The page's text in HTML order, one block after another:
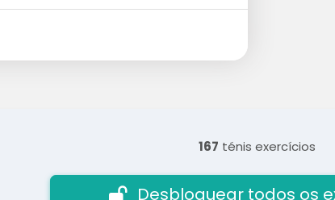
167 ténis exercícios
Desbloquear todos os